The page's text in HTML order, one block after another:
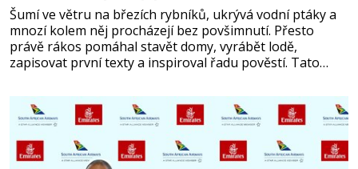
Šumí ve větru na březích rybníků, ukrývá vodní ptáky a
mnozí kolem něj procházejí bez povšimnutí. Přesto
právě rákos pomáhal stavět domy, vyrábět lodě,
zapisovat první texty a inspiroval řadu pověstí. Tato
let. Většina lidí vnímá rákos jen jako obyčejnou kulisu
letního koupání. Stačí se však podívat